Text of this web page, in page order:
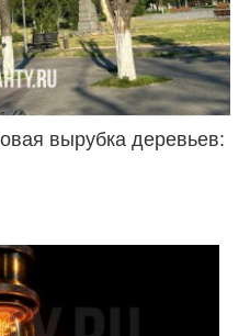
вырубка деревьев: